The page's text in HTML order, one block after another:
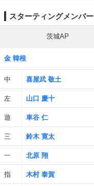
スターティングメンバー
茨城AP
金 韓根
中 喜屋武 敬土
左 山口 慶十
遊 車谷 仁
三 鈴木 寛太
一 北原 翔
指 木村 泰賀